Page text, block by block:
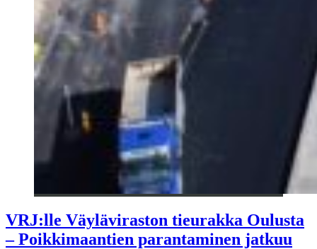
VRJ:lle Väyläviraston tieurakka Oulusta
– Poikkimaantien parantaminen jatkuu